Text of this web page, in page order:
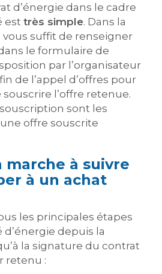
d’énergie dans le cadre
est très simple. Dans la
vous suffit de renseigner
le formulaire de
par l’organisateur
de l’appel d’offres pour
l’offre retenue.
sont les
offre souscrite
marche à suivre
à un achat
les principales étapes
depuis la
la signature du contrat
retenu :